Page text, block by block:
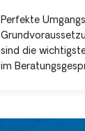
Perfekte
sind die
im